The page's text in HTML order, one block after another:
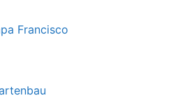
Francisco